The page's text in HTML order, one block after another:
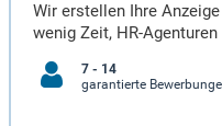
Wir erstellen Ihre
wenig Zeit, HR-
7 - 14
garantierte